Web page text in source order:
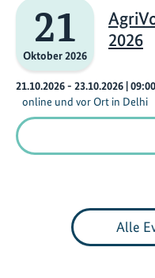
21
Oktober 2026
2026
21.10.2026 - 23.10.2026 | 09:00
online und vor Ort in Delhi
Alle